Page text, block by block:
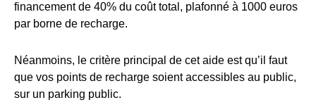
financement de 40% du coût total, plafonné à 1000 euros
par borne de recharge.
Néanmoins, le critère principal de cet aide est qu’il faut
que vos points de recharge soient accessibles au public,
sur un parking public.